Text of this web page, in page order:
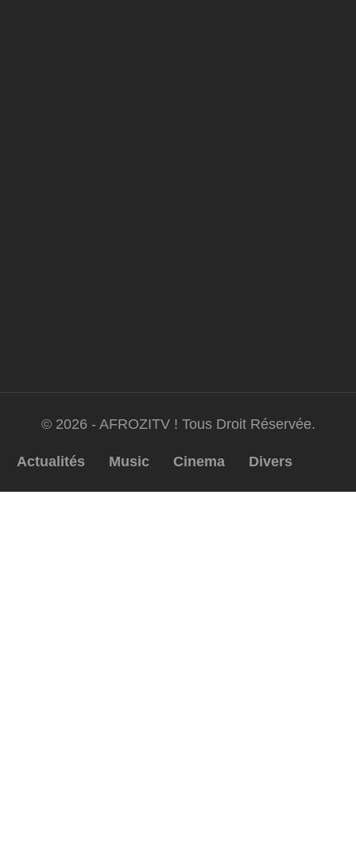
© 2026 - AFROZITV ! Tous Droit Réservée.
Actualités Music Cinema Divers